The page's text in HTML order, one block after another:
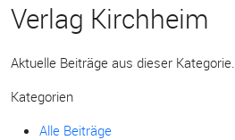
Verlag Kirchheim
Aktuelle Beiträge aus dieser Kategorie.
Kategorien
Alle Beiträge